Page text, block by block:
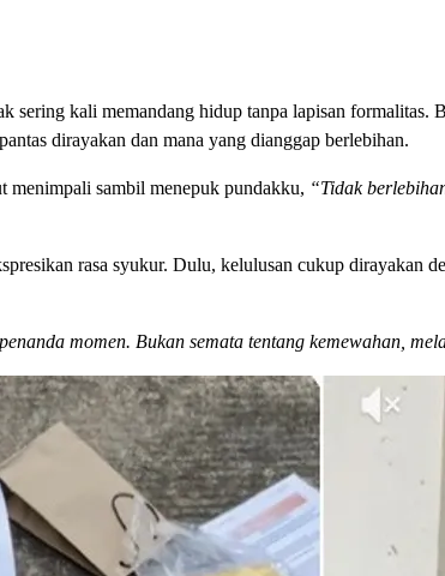
sering kali memandang hidup tanpa lapisan
dirayakan dan mana yang dianggap berlebihan.
menimpali sambil menepuk pundakku, “Tidak
rasa syukur. Dulu, kelulusan cukup dirayakan
momen. Bukan semata tentang kemewahan,